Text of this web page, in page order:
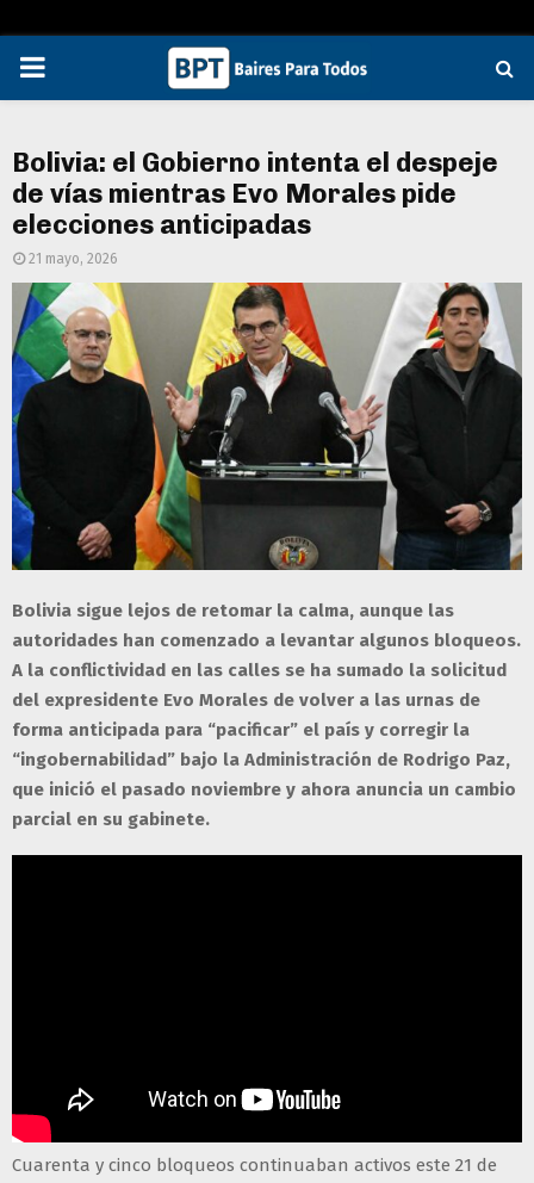
PRIMARY
Bolivia: el Gobierno intenta el despeje
de vías mientras Evo Morales pide
elecciones anticipadas
21 mayo, 2026
Bolivia sigue lejos de retomar la calma, aunque las
autoridades han comenzado a levantar algunos bloqueos.
A la conflictividad en las calles se ha sumado la solicitud
del expresidente Evo Morales de volver a las urnas de
forma anticipada para “pacificar” el país y corregir la
“ingobernabilidad” bajo la Administración de Rodrigo Paz,
que inició el pasado noviembre y ahora anuncia un cambio
parcial en su gabinete.
Cuarenta y cinco bloqueos continuaban activos este 21 de